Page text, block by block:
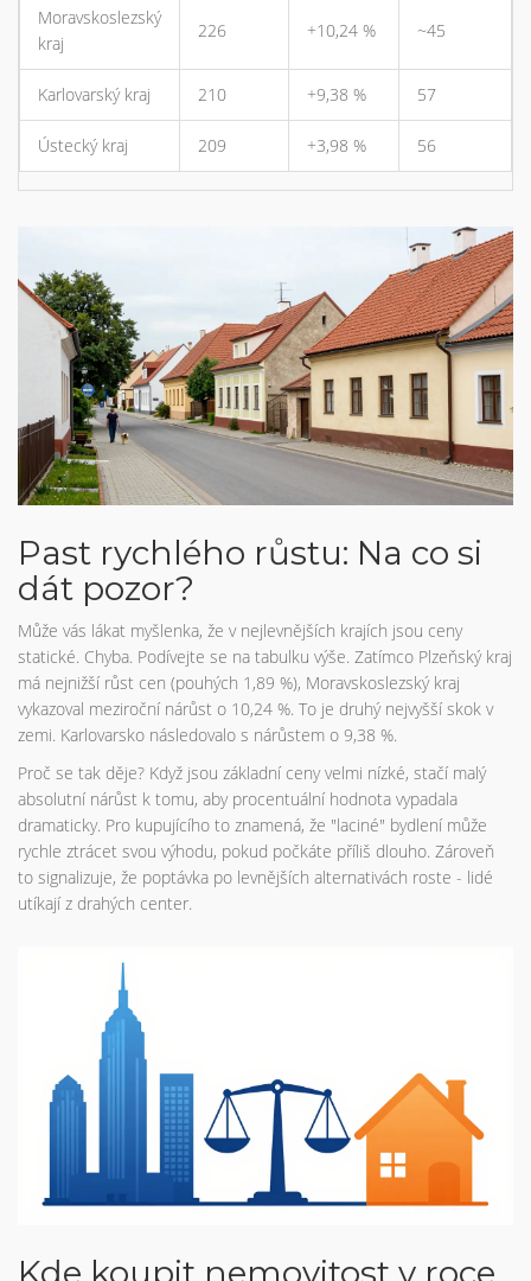
Moravskoslezský
kraj
226 +10,24 % ~45
Karlovarský kraj 210 +9,38 % 57
Ústecký kraj 209 +3,98 % 56
Past rychlého růstu: Na co si
dát pozor?
Může vás lákat myšlenka, že v nejlevnějších krajích jsou ceny
statické. Chyba. Podívejte se na tabulku výše. Zatímco Plzeňský kraj
má nejnižší růst cen (pouhých 1,89 %), Moravskoslezský kraj
vykazoval meziroční nárůst o 10,24 %. To je druhý nejvyšší skok v
zemi. Karlovarsko následovalo s nárůstem o 9,38 %.
Proč se tak děje? Když jsou základní ceny velmi nízké, stačí malý
absolutní nárůst k tomu, aby procentuální hodnota vypadala
dramaticky. Pro kupujícího to znamená, že "laciné" bydlení může
rychle ztrácet svou výhodu, pokud počkáte příliš dlouho. Zároveň
to signalizuje, že poptávka po levnějších alternativách roste - lidé
utíkají z drahých center.